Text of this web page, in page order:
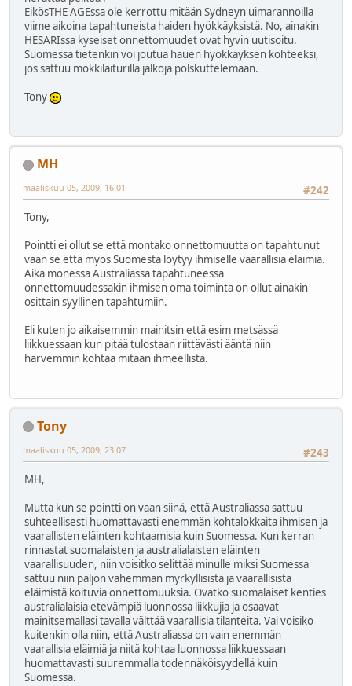
EikösTHE AGEssa ole kerrottu mitään Sydneyn uimarannoilla
viime aikoina tapahtuneista haiden hyökkäyksistä. No, ainakin
HESARIssa kyseiset onnettomuudet ovat hyvin uutisoitu.
Suomessa tietenkin voi joutua hauen hyökkäyksen kohteeksi,
jos sattuu mökkilaiturilla jalkoja polskuttelemaan.
Tony
MH
#242
maaliskuu 05, 2009, 16:01
Tony,
Pointti ei ollut se että montako onnettomuutta on tapahtunut
vaan se että myös Suomesta löytyy ihmiselle vaarallisia eläimiä.
Aika monessa Australiassa tapahtuneessa
onnettomuudessakin ihmisen oma toiminta on ollut ainakin
osittain syyllinen tapahtumiin.
Eli kuten jo aikaisemmin mainitsin että esim metsässä
liikkuessaan kun pitää tulostaan riittävästi ääntä niin
harvemmin kohtaa mitään ihmeellistä.
Tony
#243
maaliskuu 05, 2009, 23:07
MH,
Mutta kun se pointti on vaan siinä, että Australiassa sattuu
suhteellisesti huomattavasti enemmän kohtalokkaita ihmisen ja
vaarallisten eläinten kohtaamisia kuin Suomessa. Kun kerran
rinnastat suomalaisten ja australialaisten eläinten
vaarallisuuden, niin voisitko selittää minulle miksi Suomessa
sattuu niin paljon vähemmän myrkyllisistä ja vaarallisista
eläimistä koituvia onnettomuuksia. Ovatko suomalaiset kenties
australialaisia etevämpiä luonnossa liikkujia ja osaavat
mainitsemallasi tavalla välttää vaarallisia tilanteita. Vai voisiko
kuitenkin olla niin, että Australiassa on vain enemmän
vaarallisia eläimiä ja niitä kohtaa luonnossa liikkuessaan
huomattavasti suuremmalla todennäköisyydellä kuin
Suomessa.